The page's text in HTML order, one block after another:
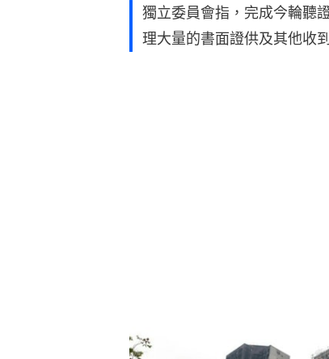
獨立委員會指，完成今輪聽
理大量的書面證供及其他收